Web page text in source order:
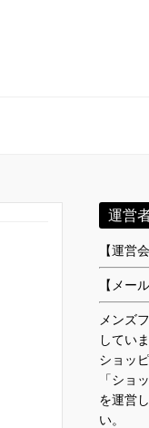
運営
【運営
【メー
メンズ
してい
ショッ
「ショ
を運営
い。